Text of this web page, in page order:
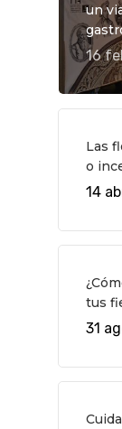
un
16
Las
o
14
tus
31